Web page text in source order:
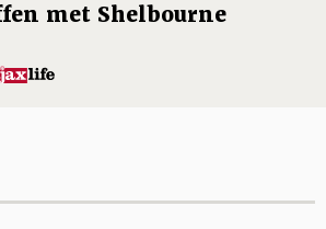
met Shelbourne